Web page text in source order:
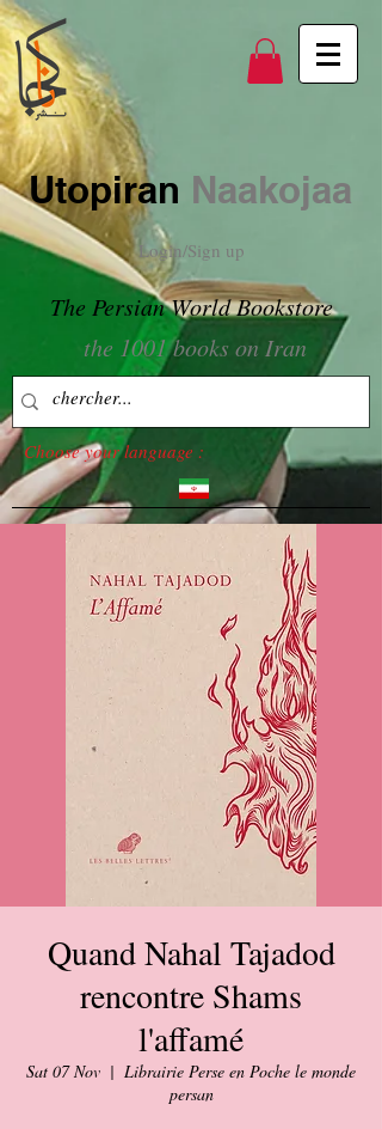
Utopiran Naakojaa
Login/Sign up
The Persian World Bookstore
the 1001 books on Iran
Choose your language :
Quand Nahal Tajadod
rencontre Shams
l'affamé
Sat 07 Nov
  |
Librairie Perse en Poche le monde
persan